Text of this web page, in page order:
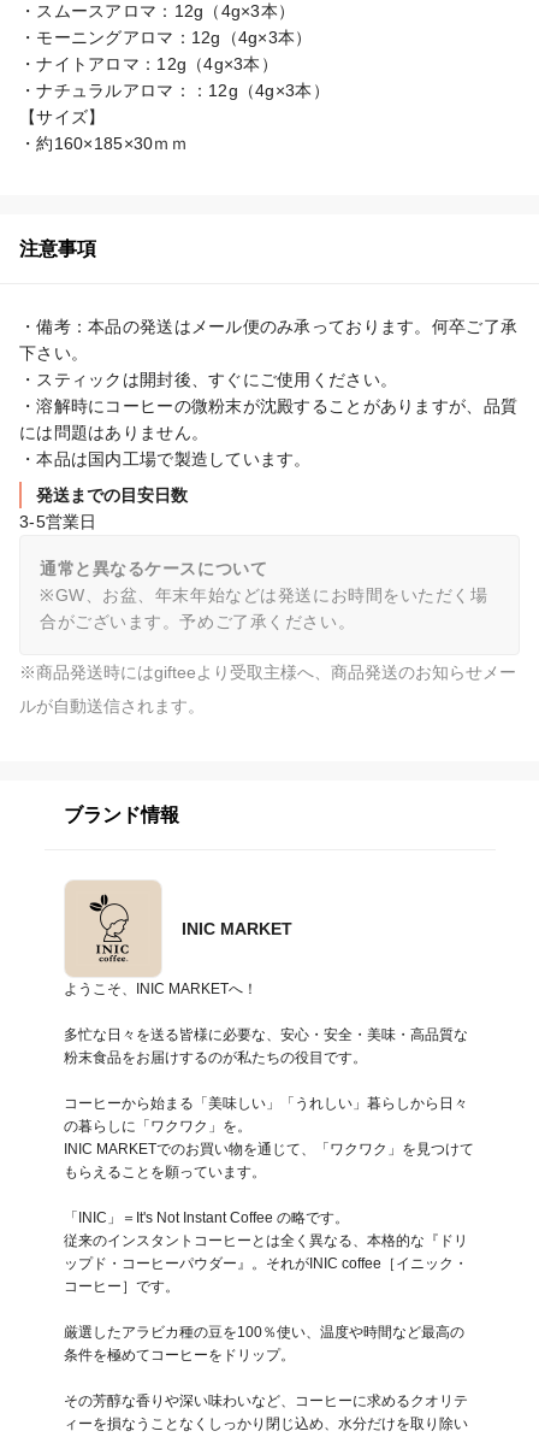
・スムースアロマ：12g（4g×3本）
・モーニングアロマ：12g（4g×3本）
・ナイトアロマ：12g（4g×3本）
・ナチュラルアロマ：：12g（4g×3本）
【サイズ】
・約160×185×30ｍｍ
注意事項
・備考：本品の発送はメール便のみ承っております。何卒ご了承
下さい。
・スティックは開封後、すぐにご使用ください。
・溶解時にコーヒーの微粉末が沈殿することがありますが、品質
には問題はありません。
・本品は国内工場で製造しています。
発送までの目安日数
3-5営業日
通常と異なるケースについて
※GW、お盆、年末年始などは発送にお時間をいただく場
合がございます。予めご了承ください。
※商品発送時にはgifteeより受取主様へ、商品発送のお知らせメー
ルが自動送信されます。
ブランド情報
INIC MARKET
ようこそ、INIC MARKETへ！
多忙な日々を送る皆様に必要な、安心・安全・美味・高品質な
粉末食品をお届けするのが私たちの役目です。
コーヒーから始まる「美味しい」「うれしい」暮らしから日々
の暮らしに「ワクワク」を。
INIC MARKETでのお買い物を通じて、「ワクワク」を見つけて
もらえることを願っています。
「INIC」＝It's Not Instant Coffee の略です。
従来のインスタントコーヒーとは全く異なる、本格的な『ドリ
ップド・コーヒーパウダー』。それがINIC coffee［イニック・
コーヒー］です。
厳選したアラビカ種の豆を100％使い、温度や時間など最高の
条件を極めてコーヒーをドリップ。
その芳醇な香りや深い味わいなど、コーヒーに求めるクオリテ
ィーを損なうことなくしっかり閉じ込め、水分だけを取り除い